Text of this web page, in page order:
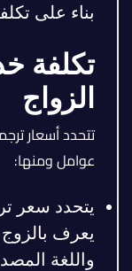
بناء على
تكلفة
الزواج
تتحدد أسعار
عوامل ومنها:
يتحدد سعر
يعرف بالزوج
واللغة